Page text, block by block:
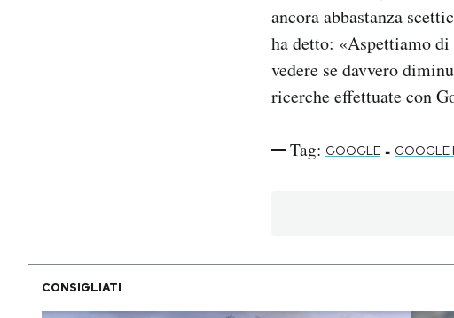
ancora abbastanza
ha detto: «Aspettiamo
vedere se davvero
ricerche effettuate con
Tag: GOOGLE - GOOGLE
CONSIGLIATI